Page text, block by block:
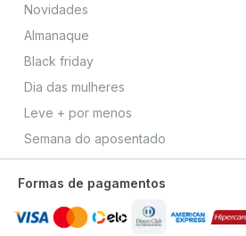
Novidades
Almanaque
Black friday
Dia das mulheres
Leve + por menos
Semana do aposentado
Formas de pagamentos